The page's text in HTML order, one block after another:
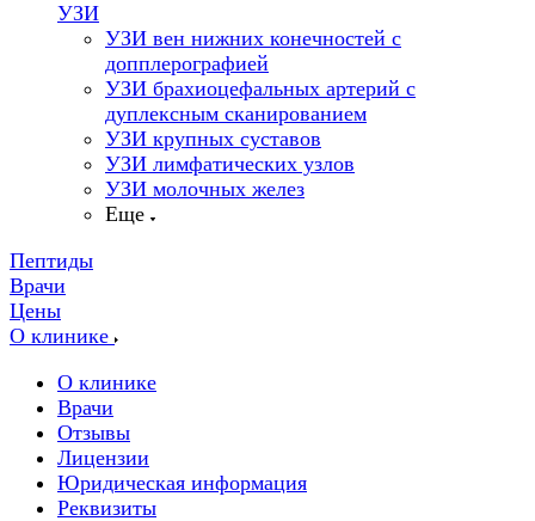
УЗИ
УЗИ вен нижних конечностей с
допплерографией
УЗИ брахиоцефальных артерий с
дуплексным сканированием
УЗИ крупных суставов
УЗИ лимфатических узлов
УЗИ молочных желез
Еще
Пептиды
Врачи
Цены
О клинике
О клинике
Врачи
Отзывы
Лицензии
Юридическая информация
Реквизиты